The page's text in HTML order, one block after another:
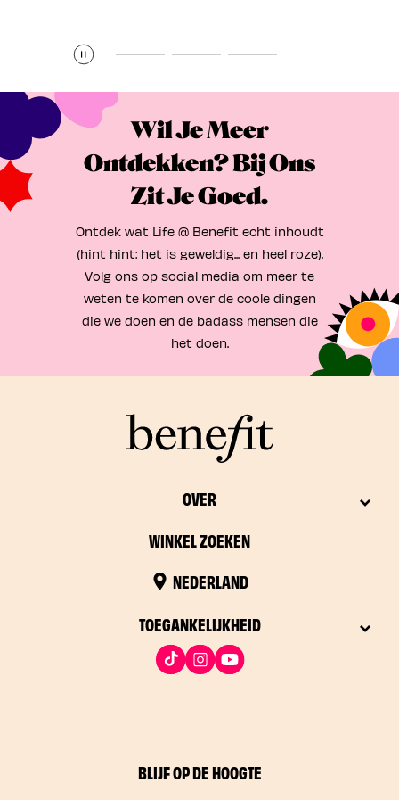
Play
Pause
Wil Je Meer
Ontdekken? Bij Ons
Zit Je Goed.
Ontdek wat Life @ Benefit echt inhoudt
(hint hint: het is geweldig... en heel roze).
Volg ons op social media om meer te
weten te komen over de coole dingen
die we doen en de badass mensen die
het doen.
OVER
WINKEL ZOEKEN
NEDERLAND
TOEGANKELIJKHEID
BLIJF OP DE HOOGTE